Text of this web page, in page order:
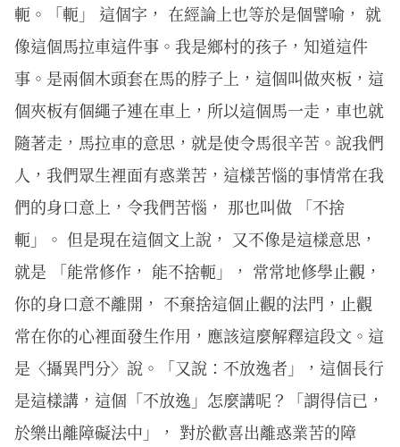
軛。「軛」 這個字， 在經論上也等於是個譬喻， 就
像這個馬拉車這件事。我是鄉村的孩子，知道這件
事。是兩個木頭套在馬的脖子上，這個叫做夾板，這
個夾板有個繩子連在車上，所以這個馬一走，車也就
隨著走，馬拉車的意思，就是使令馬很辛苦。說我們
人，我們眾生裡面有惑業苦，這樣苦惱的事情常在我
們的身口意上，令我們苦惱， 那也叫做 「不捨
軛」。 但是現在這個文上說， 又不像是這樣意思，
就是 「能常修作， 能不捨軛」， 常常地修學止觀，
你的身口意不離開， 不棄捨這個止觀的法門，止觀
常在你的心裡面發生作用，應該這麼解釋這段文。這
是〈攝異門分〉說。「又說：不放逸者」，這個長行
是這樣講，這個「不放逸」怎麼講呢？「謂得信已，
於樂出離障礙法中」， 對於歡喜出離惑業苦的障